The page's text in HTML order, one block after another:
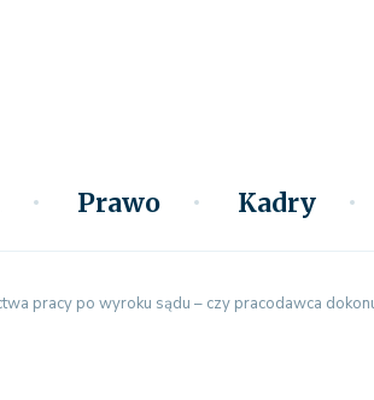
Prawo Kadry
pracy po wyroku sądu – czy pracodawca